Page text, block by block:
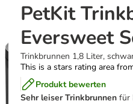
PetKit
Eversweet
Trinkbrunnen 1,8 Liter,
This is a stars rating area
Produkt bewerten
Sehr leiser Trinkbrunnen für